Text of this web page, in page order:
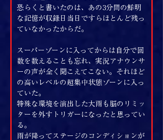
恐らくと書いたのは、あの3分間の鮮明
な記憶が収録日当日ですらほとんど残っ
ていなかったからだ。
スーパーゾーンに入ってからは自分で回
数を数えることも忘れ、実況アナウンサ
ーの声が全く聞こえてこない。それほど
の高いレベルの超集中状態ゾーンに入っ
ていた。
特殊な環境を演出した大雨も脳のリミッ
ターを外すトリガーになったと思ってい
る。
雨が降ってステージのコンディションが